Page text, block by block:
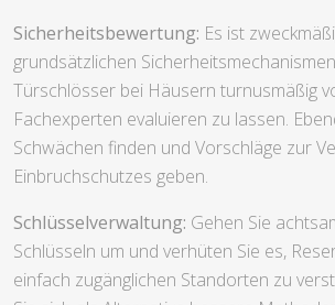
Sicherheitsbewertung: Es ist
grundsätzlichen
Türschlösser bei Häusern turnusmäßig
Fachexperten evaluieren zu lassen.
Schwächen finden und Vorschläge zur
Einbruchschutzes geben.
Schlüsselverwaltung: Gehen Sie
Schlüsseln um und verhüten Sie es,
einfach zugänglichen Standorten zu